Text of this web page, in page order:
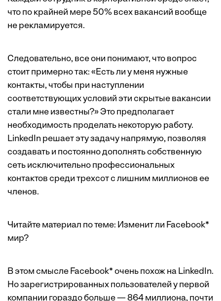
что по крайней мере 50% всех вакансий вообще
не рекламируется.
Следовательно, все они понимают, что вопрос
стоит примерно так: «Есть ли у меня нужные
контакты, чтобы при наступлении
соответствующих условий эти скрытые вакансии
стали мне известны?» Это предполагает
необходимость проделать некоторую работу.
LinkedIn решает эту задачу напрямую, позволяя
создавать и постоянно дополнять собственную
сеть исключительно профессиональных
контактов среди трехсот с лишним миллионов ее
членов.
Читайте материал по теме: Изменит ли Facebook*
мир?
В этом смысле Facebook* очень похож на LinkedIn.
Но зарегистрированных пользователей у первой
компании гораздо больше — 864 миллиона, почти